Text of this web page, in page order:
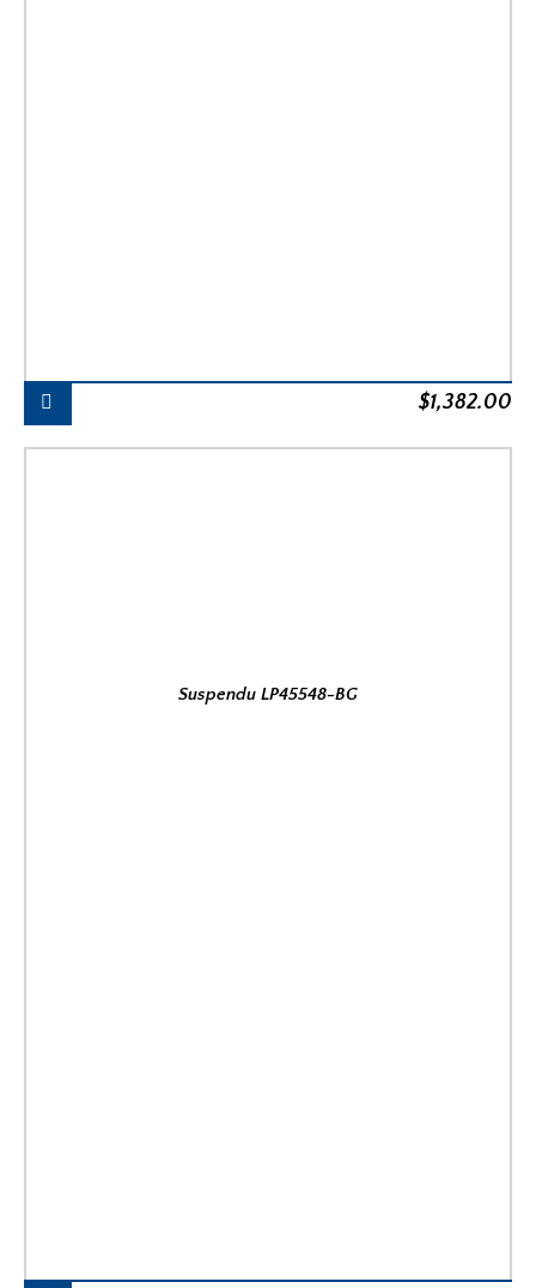
$1,382.00
Suspendu LP45548-BG